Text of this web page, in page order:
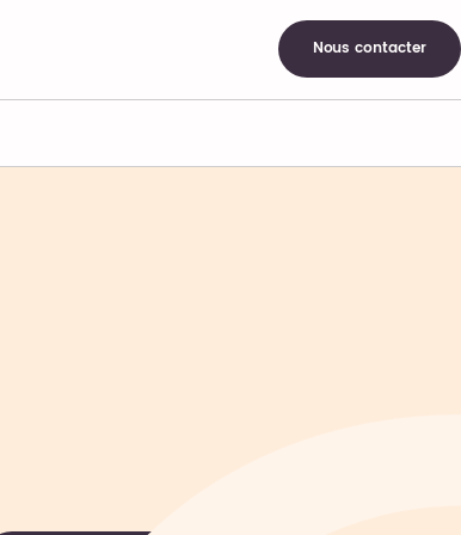
Nous contacter